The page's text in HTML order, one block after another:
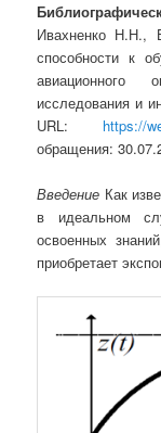
Ивахненко Н.Н.,
способности к
авиационного
исследования и
URL: https://
обращения:
Введение Как
в идеальном
освоенных
приобретает